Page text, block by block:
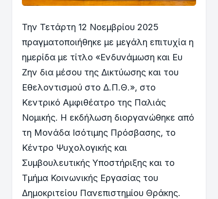
Την Τετάρτη 12 Νοεμβρίου 2025
πραγματοποιήθηκε με μεγάλη επιτυχία η
ημερίδα με τίτλο «Ενδυνάμωση και Ευ
Ζην δια μέσου της Δικτύωσης και του
Εθελοντισμού στο Δ.Π.Θ.», στο
Κεντρικό Αμφιθέατρο της Παλιάς
Νομικής. Η εκδήλωση διοργανώθηκε από
τη Μονάδα Ισότιμης Πρόσβασης, το
Κέντρο Ψυχολογικής και
Συμβουλευτικής Υποστήριξης και το
Τμήμα Κοινωνικής Εργασίας του
Δημοκριτείου Πανεπιστημίου Θράκης.